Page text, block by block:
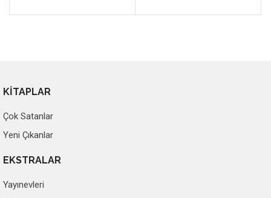
KİTAPLAR
Çok Satanlar
Yeni Çıkanlar
EKSTRALAR
Yayınevleri